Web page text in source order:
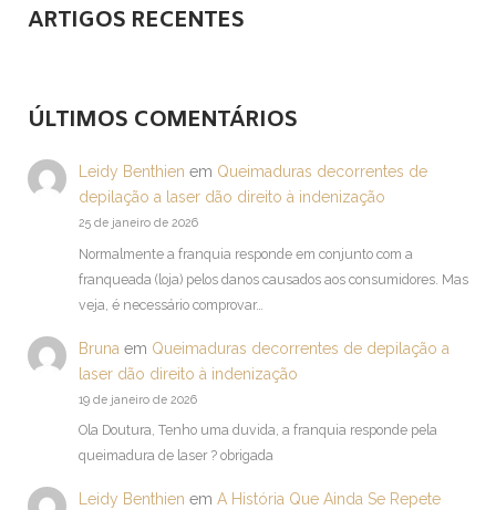
ARTIGOS RECENTES
ÚLTIMOS COMENTÁRIOS
Leidy Benthien em Queimaduras decorrentes de
depilação a laser dão direito à indenização
25 de janeiro de 2026
Normalmente a franquia responde em conjunto com a
franqueada (loja) pelos danos causados aos consumidores. Mas
veja, é necessário comprovar…
Bruna em Queimaduras decorrentes de depilação a
laser dão direito à indenização
19 de janeiro de 2026
Ola Doutura, Tenho uma duvida, a franquia responde pela
queimadura de laser ? obrigada
Leidy Benthien em A História Que Ainda Se Repete